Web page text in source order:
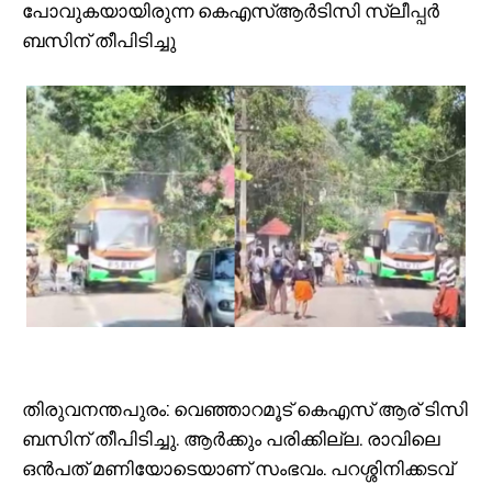
പോവുകയായിരുന്ന കെഎസ്ആര്‍ടിസി സ്ലീപ്പര്‍
ബസിന് തീപിടിച്ചു
തിരുവനന്തപുരം: വെഞ്ഞാറമൂട് കെഎസ് ആര് ടിസി
ബസിന് തീപിടിച്ചു. ആര്‍ക്കും പരിക്കില്ല. രാവിലെ
ഒന്‍പത് മണിയോടെയാണ് സംഭവം. പറശ്ശിനിക്കടവ്